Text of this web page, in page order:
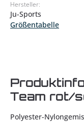
Hersteller:
Ju-Sports
Größentabelle
Team rot/
Polyester-